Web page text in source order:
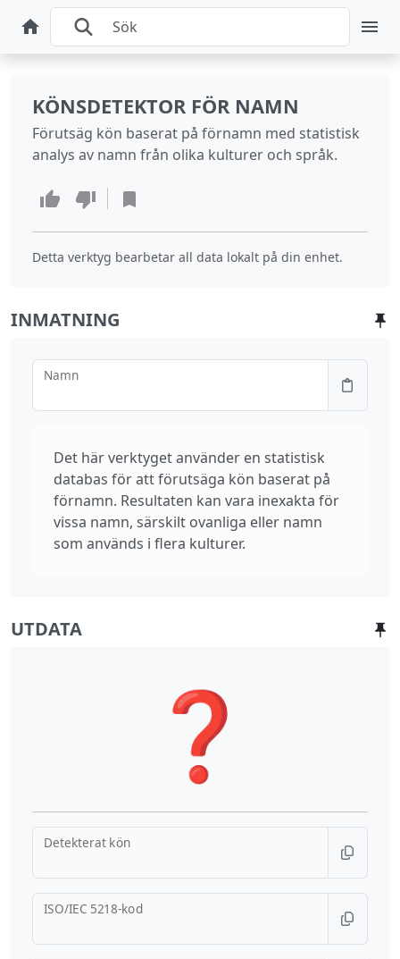
KÖNSDETEKTOR FÖR NAMN
Förutsäg kön baserat på förnamn med statistisk
analys av namn från olika kulturer och språk.
Detta verktyg bearbetar all data lokalt på din enhet.
INMATNING
Namn
Det här verktyget använder en statistisk
databas för att förutsäga kön baserat på
förnamn. Resultaten kan vara inexakta för
vissa namn, särskilt ovanliga eller namn
som används i flera kulturer.
UTDATA
❓
Detekterat kön
ISO/IEC 5218-kod